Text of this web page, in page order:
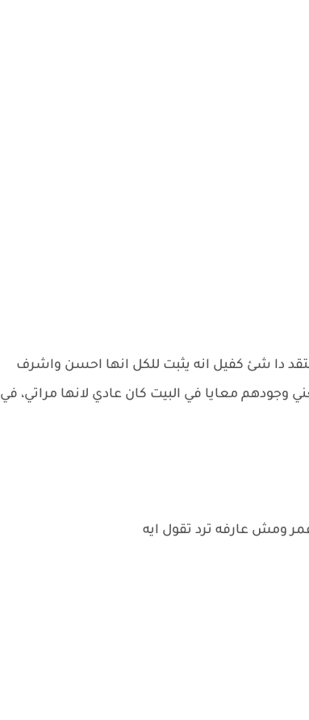
دا شئ كفيل انه يثبت للكل انها احسن واشرف
وجودهم معايا في البيت كان عادي لانها مراتي، في
ومش عارفه ترد تقول ايه